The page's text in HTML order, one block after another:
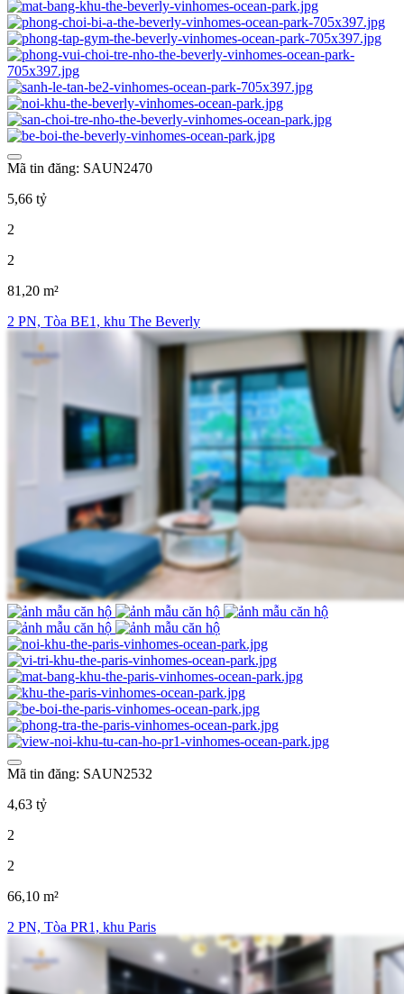
Mã tin đăng: SAUN2470
5,66 tỷ
2
2
81,20 m²
2 PN, Tòa BE1, khu The Beverly
Mã tin đăng: SAUN2532
4,63 tỷ
2
2
66,10 m²
2 PN, Tòa PR1, khu Paris